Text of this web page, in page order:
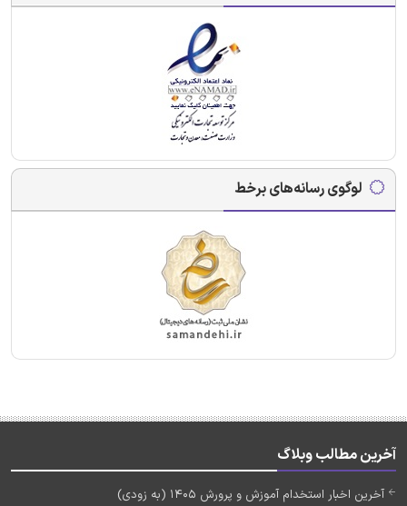
لوگوی رسانه‌های برخط
آخرین مطالب وبلاگ
آخرین اخبار استخدام آموزش و پرورش 1405 (به زودی)